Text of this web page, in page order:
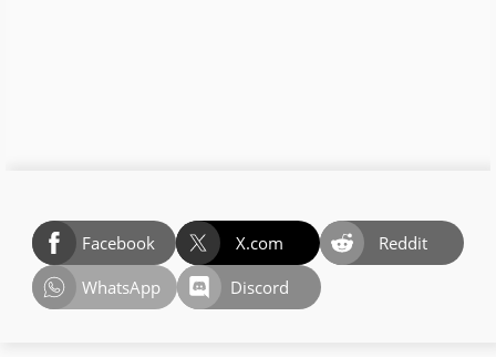
Facebook X.com
Reddit
WhatsApp
Discord